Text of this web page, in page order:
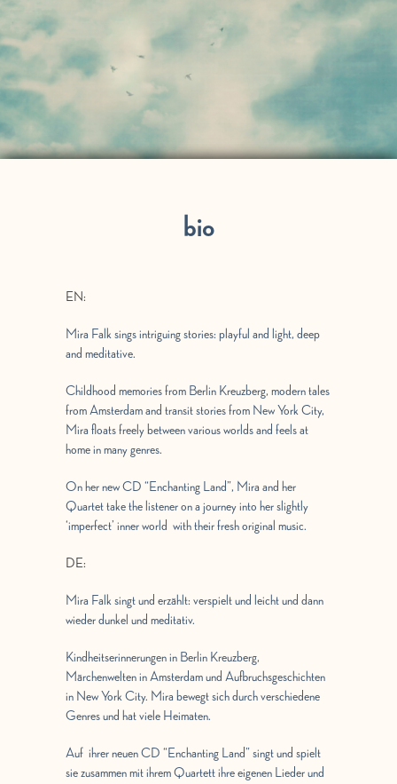
bio
EN:
Mira Falk sings intriguing stories: playful and light, deep
and meditative.
Childhood memories from Berlin Kreuzberg, modern tales
from Amsterdam and transit stories from New York City,
Mira floats freely between various worlds and feels at
home in many genres.
On her new CD “Enchanting Land”, Mira and her
Quartet take the listener on a journey into her slightly
‘imperfect’ inner world with their fresh original music.
DE:
Mira Falk singt und erzählt: verspielt und leicht und dann
wieder dunkel und meditativ.
Kindheitserinnerungen in Berlin Kreuzberg,
Märchenwelten in Amsterdam und Aufbruchsgeschichten
in New York City. Mira bewegt sich durch verschiedene
Genres und hat viele Heimaten.
Auf ihrer neuen CD “Enchanting Land” singt und spielt
sie zusammen mit ihrem Quartett ihre eigenen Lieder und